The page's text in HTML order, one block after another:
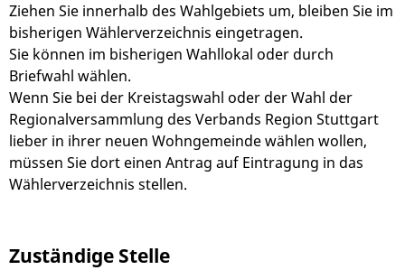
Ziehen Sie innerhalb des Wahlgebiets um, bleiben Sie im
bisherigen Wählerverzeichnis eingetragen.
Sie können im bisherigen Wahllokal oder durch
Briefwahl wählen.
Wenn Sie bei der Kreistagswahl oder der Wahl der
Regionalversammlung des Verbands Region Stuttgart
lieber in ihrer neuen Wohngemeinde wählen wollen,
müssen Sie dort einen Antrag auf Eintragung in das
Wählerverzeichnis stellen.
Zuständige Stelle